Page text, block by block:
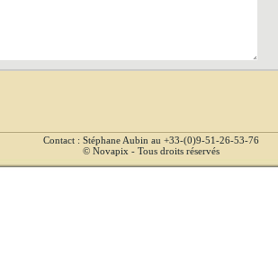
Contact : Stéphane Aubin au +33-(0)9-51-26-53-76
© Novapix - Tous droits réservés